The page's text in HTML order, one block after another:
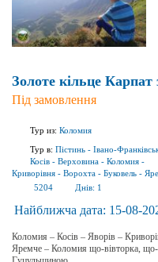
Золоте кільце Карпат
Під замовлення
Тур из: Коломия
Тур в: Пістинь - Івано-
Косів - Верховина - Коломия -
Криворівня - Ворохта - Буковель -
5204
Днів: 1
Найближча дата: 15-08-
Коломия – Косів – Яворів –
Яремче – Коломия що-вівторка,